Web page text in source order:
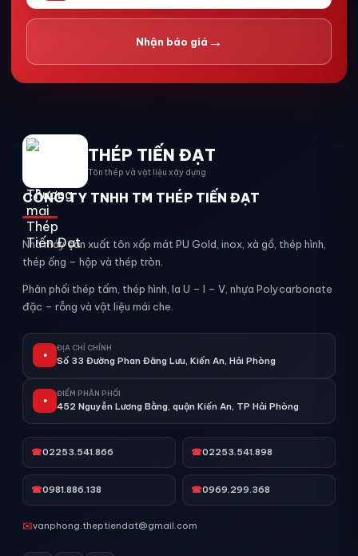
Nhận báo giá →
THÉP TIẾN ĐẠT
Tôn thép và vật liệu xây dựng
CÔNG TY TNHH TM THÉP TIẾN ĐẠT
Nhà máy sản xuất tôn xốp mát PU Gold, inox, xà gồ, thép hình,
thép ống – hộp và thép tròn.
Phân phối thép tấm, thép hình, la U – I – V, nhựa Polycarbonate
đặc – rỗng và vật liệu mái che.
●
ĐỊA CHỈ CHÍNH
Số 33 Đường Phan Đăng Lưu, Kiến An, Hải Phòng
●
ĐIỂM PHÂN PHỐI
452 Nguyễn Lương Bằng, quận Kiến An, TP Hải Phòng
☎02253.541.866 ☎02253.541.898
☎0981.886.138 ☎0969.299.368
✉vanphong.theptiendat@gmail.com